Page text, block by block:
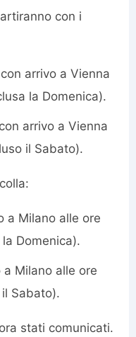
con i
con arrivo a Vienna
la Domenica).
con arrivo a Vienna
il Sabato).
a Milano alle ore
Domenica).
a Milano alle ore
Sabato).
stati comunicati.